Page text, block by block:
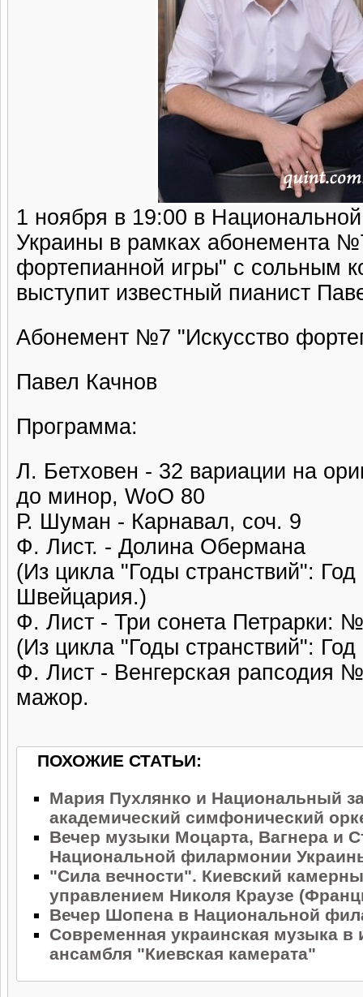
1 ноября в 19:00 в
Украины в рамках абонемента
фортепианной игры" с сольным
выступит известный пианист
Абонемент №7 "Искусство
Павел Качнов
Программа:
Л. Бетховен - 32 вариации на
до минор, WoO 80
Р. Шуман - Карнавал, соч. 9
Ф. Лист. - Долина Обермана
(Из цикла "Годы странствий":
Швейцария.)
Ф. Лист - Три сонета Петрарки:
(Из цикла "Годы странствий":
Ф. Лист - Венгерская рапсодия
мажор.
ПОХОЖИЕ СТАТЬИ:
Мария Пухлянко и Национальный
академический симфонический
Вечер музыки Моцарта, Вагнера и
Национальной филармонии
"Сила вечности". Киевский
управлением Николя Краузе
Вечер Шопена в Национальной
Современная украинская музыка в
ансамбля "Киевская камерата"